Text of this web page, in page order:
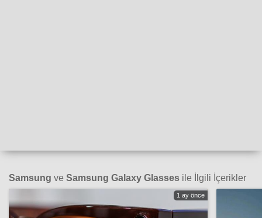
Samsung ve Samsung Galaxy Glasses ile İlgili İçerikler
1 ay önce